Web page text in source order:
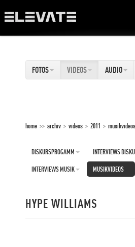
AWARDS
ABOUT
FOTOS VIDEOS AUDIO
home >> archiv > videos > 2011 > musikvideos
DISKURSPROGAMM INTERVIEWS
INTERVIEWS MUSIK MUSIKVIDEOS
HYPE WILLIAMS